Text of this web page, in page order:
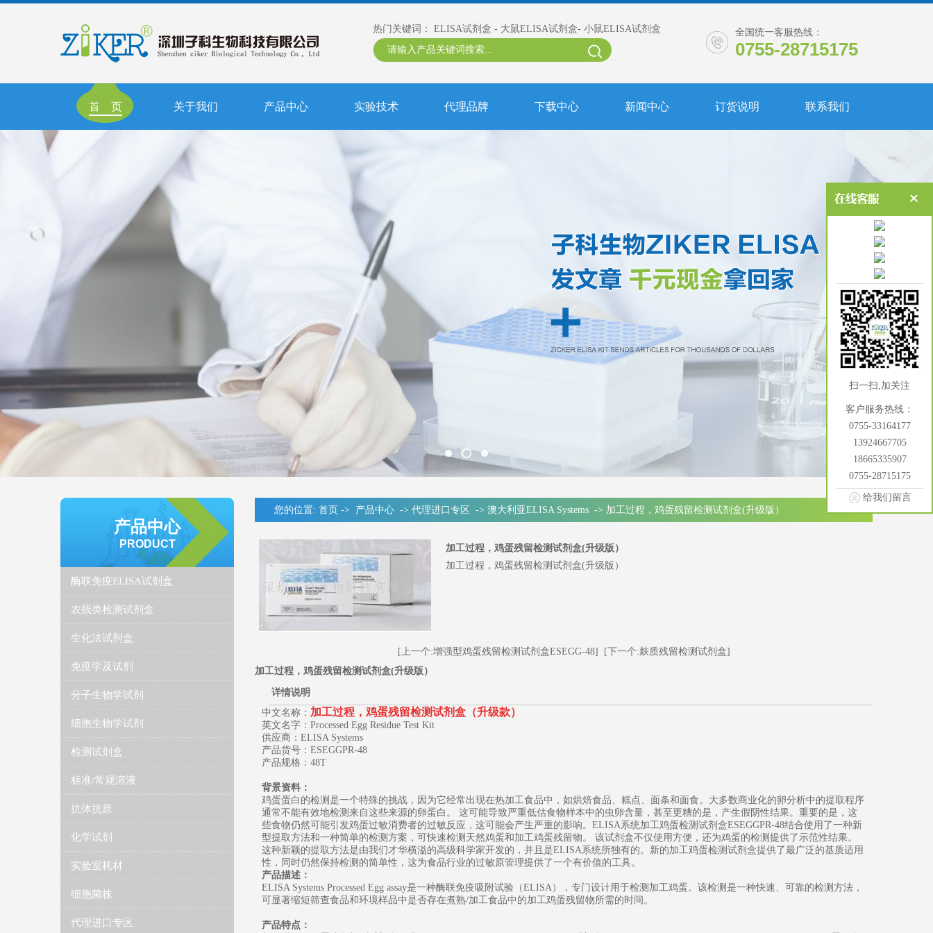
热门关键词： ELISA试剂盒 - 大鼠ELISA试剂盒- 小鼠ELISA试剂盒 全国统一客服热线：
0755-28715175
首 页 关于我们 产品中心 实验技术 代理品牌 下载中心 新闻中心 订货说明 联系我们
1 2 3
产品中心
PRODUCT
酶联免疫ELISA试剂盒
农残类检测试剂盒
生化法试剂盒
免疫学及试剂
分子生物学试剂
细胞生物学试剂
检测试剂盒
标准/常规溶液
抗体抗原
化学试剂
实验室耗材
细胞菌株
代理进口专区
您的位置: 首页 -> 产品中心 -> 代理进口专区 -> 澳大利亚ELISA Systems -> 加工过程，鸡蛋残留检测试剂盒(升级版）
加工过程，鸡蛋残留检测试剂盒(升级版）
加工过程，鸡蛋残留检测试剂盒(升级版）
[上一个:增强型鸡蛋残留检测试剂盒ESEGG-48]
[下一个:麸质残留检测试剂盒]
加工过程，鸡蛋残留检测试剂盒(升级版）
详情说明
​中文名称： 加工过程，鸡蛋残留检测试剂盒（升级款）
英文名字：Processed Egg Residue Test Kit
供应商：ELISA Systems
产品货号：ESEGGPR-48
产品规格：48T
背景资料：
鸡蛋蛋白的检测是一个特殊的挑战，因为它经常出现在热加工食品中，如烘焙食品、糕点、面条和面食。大多数商业化的卵分析中的提取程序
通常不能有效地检测来自这些来源的卵蛋白。 这可能导致严重低估食物样本中的虫卵含量，甚至更糟的是，产生假阴性结果。重要的是，这
些食物仍然可能引发鸡蛋过敏消费者的过敏反应，这可能会产生严重的影响。ELISA系统加工鸡蛋检测试剂盒ESEGGPR-48结合使用了一种新
型提取方法和一种简单的检测方案，可快速检测天然鸡蛋和加工鸡蛋残留物。 该试剂盒不仅使用方便，还为鸡蛋的检测提供了示范性结果。
这种新颖的提取方法是由我们才华横溢的高级科学家开发的，并且是ELISA系统所独有的。新的加工鸡蛋检测试剂盒提供了最广泛的基质适用
性，同时仍然保持检测的简单性，这为食品行业的过敏原管理提供了一个有价值的工具。
产品描述：
ELISA Systems Processed Egg assay是一种酶联免疫吸附试验（ELISA），专门设计用于检测加工鸡蛋。该检测是一种快速、可靠的检测方法，
可显著缩短筛查食品和环境样品中是否存在煮熟/加工食品中的加工鸡蛋残留物所需的时间。
产品特点：
扫一扫,加关注
客户服务热线：
0755-33164177
13924667705
18665335907
0755-28715175
给我们留言